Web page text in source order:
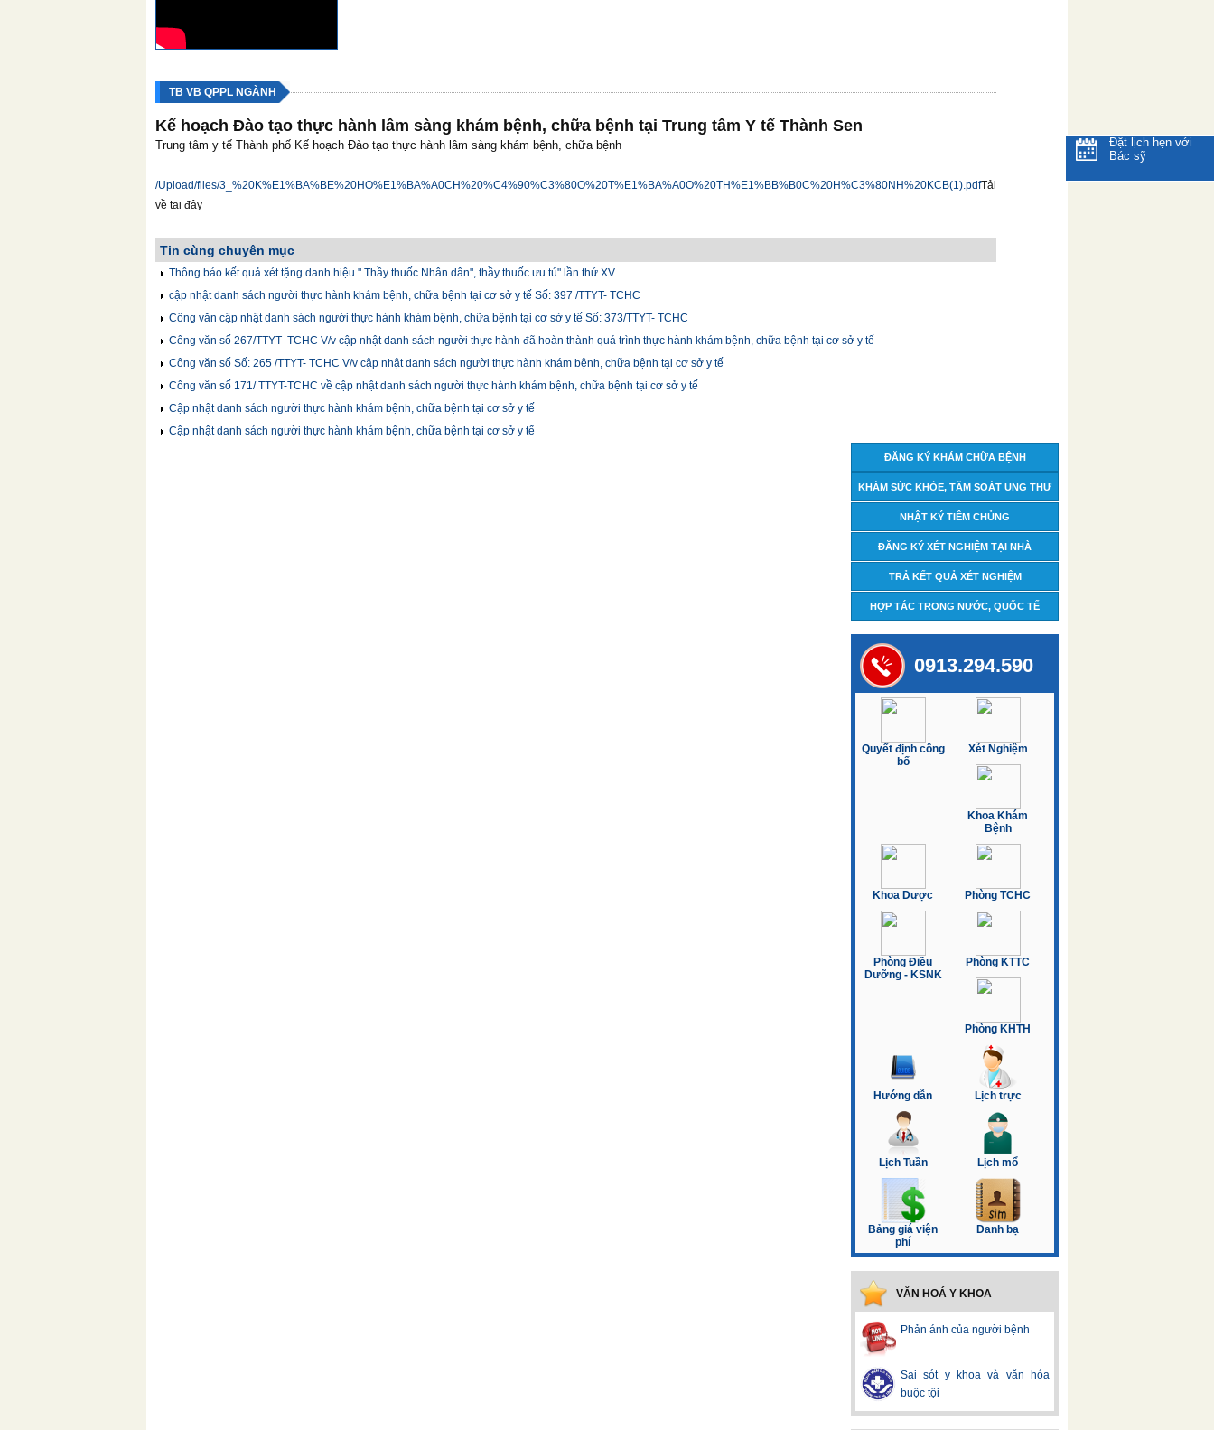
TB VB QPPL NGÀNH
Kế hoạch Đào tạo thực hành lâm sàng khám bệnh, chữa bệnh tại Trung tâm Y tế Thành Sen
Trung tâm y tế Thành phố Kế hoạch Đào tạo thực hành lâm sàng khám bệnh, chữa bệnh
/Upload/files/3_%20K%E1%BA%BE%20HO%E1%BA%A0CH%20%C4%90%C3%80O%20T%E1%BA%A0O%20TH%E1%BB%B0C%20H%C3%80NH%20KCB(1).pdfTải
về tại đây
Tin cùng chuyên mục
Thông báo kết quả xét tặng danh hiệu " Thầy thuốc Nhân dân", thầy thuốc ưu tú" lần thứ XV
cập nhật danh sách người thực hành khám bệnh, chữa bệnh tại cơ sở y tế Số: 397 /TTYT- TCHC
Công văn cập nhật danh sách người thực hành khám bệnh, chữa bệnh tại cơ sở y tế Số: 373/TTYT- TCHC
Công văn số 267/TTYT- TCHC V/v cập nhật danh sách người thực hành đã hoàn thành quá trình thực hành khám bệnh, chữa bệnh tại cơ sở y tế
Công văn số Số: 265 /TTYT- TCHC V/v cập nhật danh sách người thực hành khám bệnh, chữa bệnh tại cơ sở y tế
Công văn số 171/ TTYT-TCHC về cập nhật danh sách người thực hành khám bệnh, chữa bệnh tại cơ sở y tế
Cập nhật danh sách người thực hành khám bệnh, chữa bệnh tại cơ sở y tế
Cập nhật danh sách người thực hành khám bệnh, chữa bệnh tại cơ sở y tế
ĐĂNG KÝ KHÁM CHỮA BỆNH
KHÁM SỨC KHỎE, TẦM SOÁT UNG THƯ
NHẬT KÝ TIÊM CHỦNG
ĐĂNG KÝ XÉT NGHIỆM TẠI NHÀ
TRẢ KẾT QUẢ XÉT NGHIỆM
HỢP TÁC TRONG NƯỚC, QUỐC TẾ
0913.294.590
Quyết định công
bố
Xét Nghiệm
Khoa Khám
Bệnh
Khoa Dược Phòng TCHC
Phòng Điều
Dưỡng - KSNK
Phòng KTTC
Phòng KHTH
Hướng dẫn Lịch trực
Lịch Tuần Lịch mổ
Bảng giá viện
phí
Danh bạ
VĂN HOÁ Y KHOA
Phản ánh của người bệnh
Sai sót y khoa và văn hóa
buộc tội
Đặt lịch hẹn với
Bác sỹ